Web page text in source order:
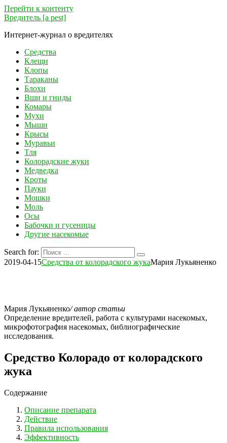
Перейти к контенту
Вредитель [a pest]
Интернет-журнал о вредителях
Средства
Клещи
Клопы
Тараканы
Блохи
Вши и гниды
Комары
Мухи
Мыши
Крысы
Муравьи
Тля
Колорадские жуки
Медведка
Кроты
Пауки
Мошки
Моль
Осы
Бабочки и гусеницы
Другие насекомые
Search for:
2019-04-15Средства от колорадского жукаМария Лукьяненко
Мария Лукьяненко/ автор статьи
Определение вредителей, работа с культурами насекомых,
микрофотография насекомых, библиографические
исследования.
Средство Колорадо от колорадского
жука
Содержание
Описание препарата
Действие
Правила использования
Эффективность